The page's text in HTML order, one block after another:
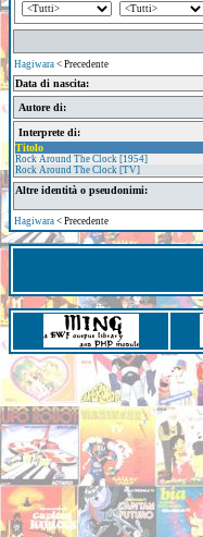
Hagiwara < Precedente
Data di nascita:
Autore di:
Interprete di:
Titolo
Rock Around The Clock [1954]
Rock Around The Clock [TV]
Altre identità o pseudonimi:
Hagiwara < Precedente